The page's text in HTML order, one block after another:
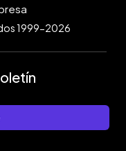
1999-2026